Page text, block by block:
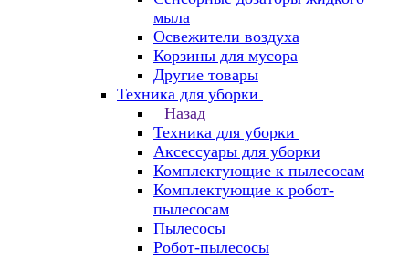
мыла
Освежители воздуха
Корзины для мусора
Другие товары
Техника для уборки
Назад
Техника для уборки
Аксессуары для уборки
Комплектующие к пылесосам
Комплектующие к робот-
пылесосам
Пылесосы
Робот-пылесосы